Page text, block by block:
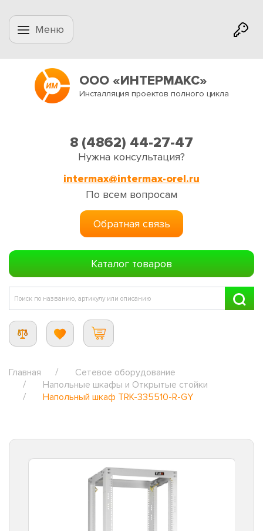
Меню
ООО «ИНТЕРМАКС»
Инсталляция проектов полного цикла
8 (4862) 44-27-47
Нужна консультация?
intermax@intermax-orel.ru
По всем вопросам
Обратная связь
Каталог товаров
Главная
Сетевое оборудование
Напольные шкафы и Открытые стойки
Напольный шкаф TRK-335510-R-GY